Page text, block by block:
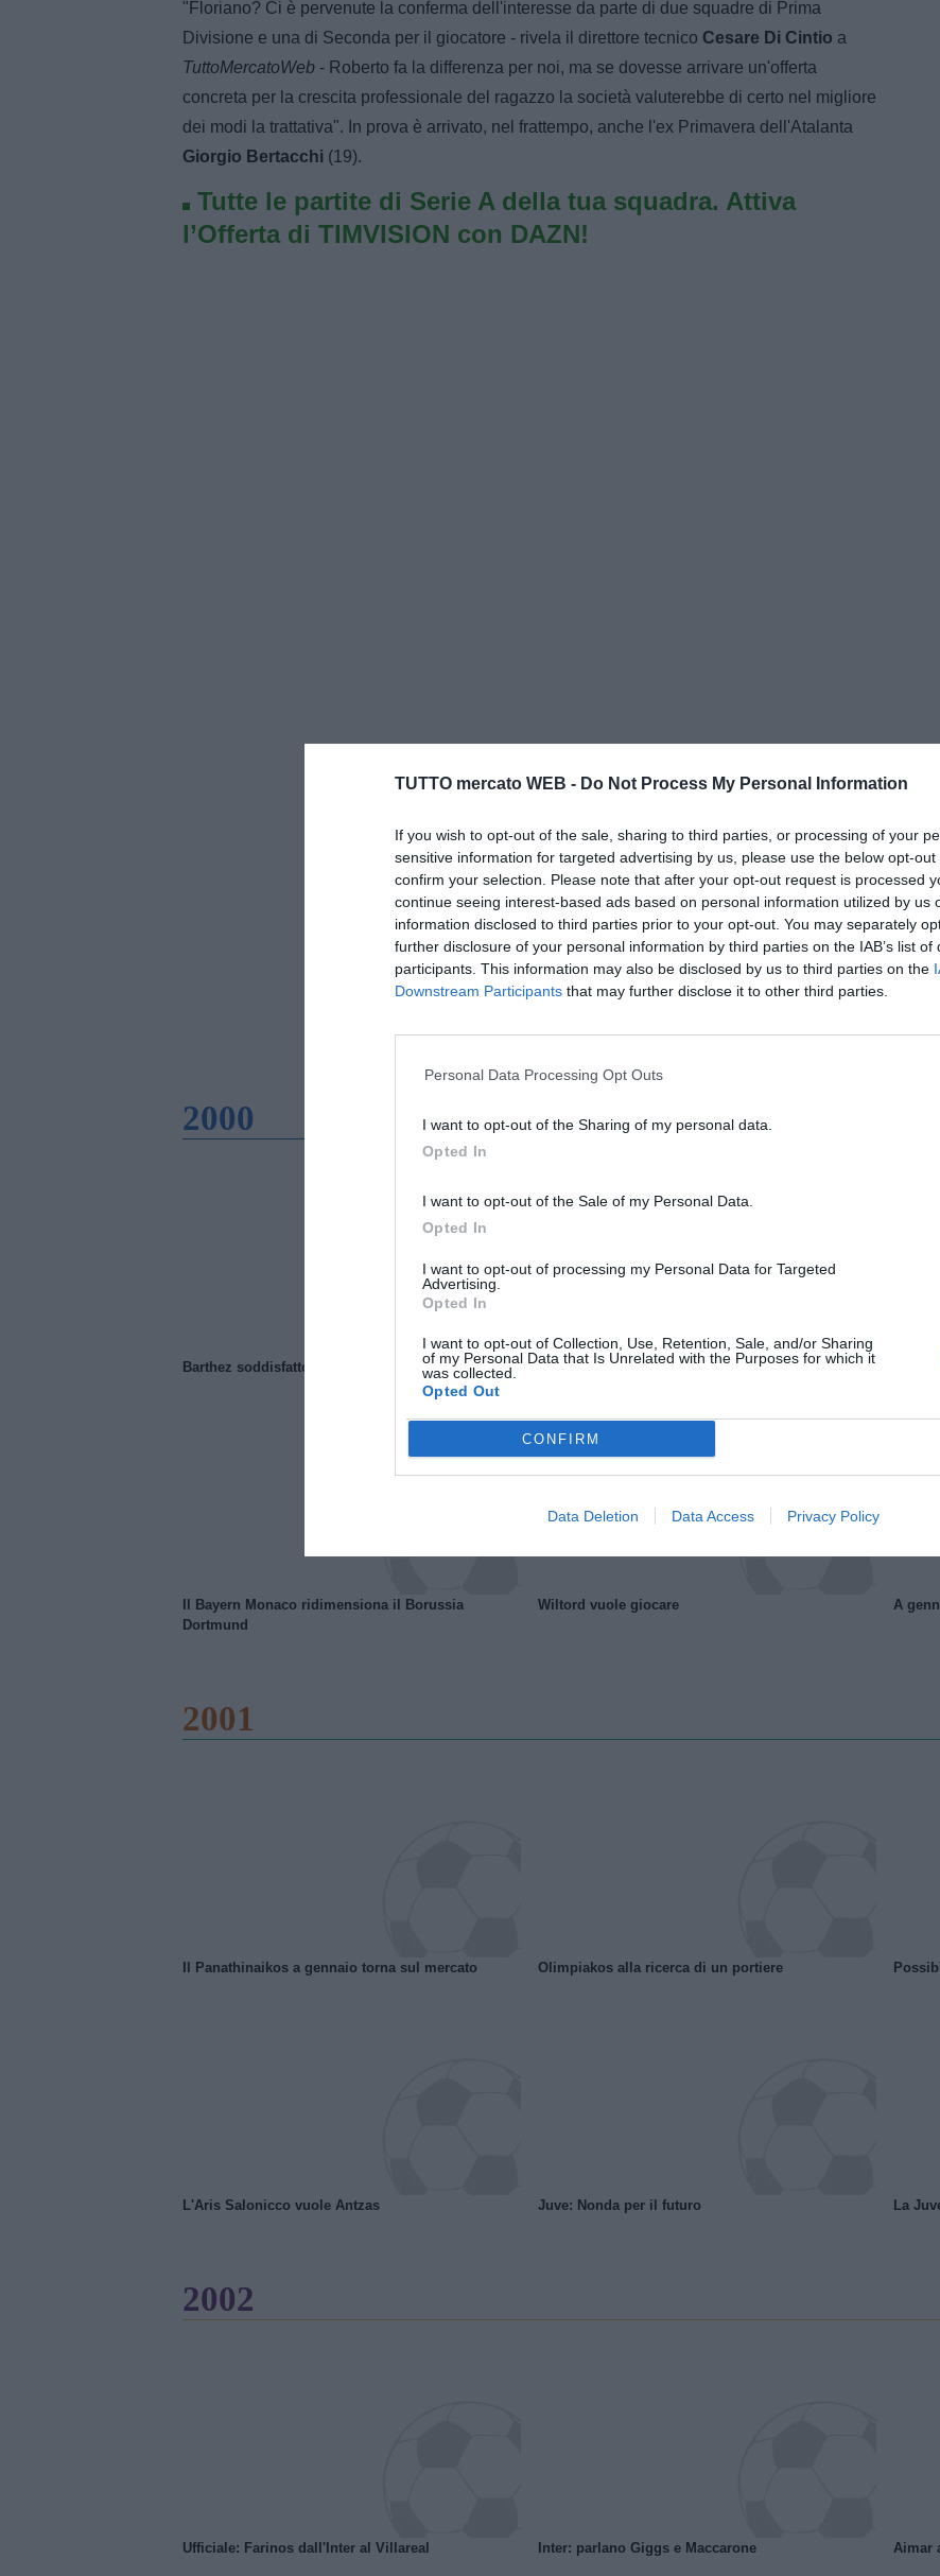
TUTTO mercato WEB - Do Not Process My Personal Information
If you wish to opt-out of the sale, sharing to third parties, or processing of your
sensitive information for targeted advertising by us, please use the below opt-out
confirm your selection. Please note that after your opt-out request is processed
continue seeing interest-based ads based on personal information utilized by us
information disclosed to third parties prior to your opt-out. You may separately
further disclosure of your personal information by third parties on the IAB’s list of
participants. This information may also be disclosed by us to third parties on the
Downstream Participants that may further disclose it to other third parties.
Personal Data Processing Opt Outs
I want to opt-out of the Sharing of my personal data.
Opted In
I want to opt-out of the Sale of my Personal Data.
Opted In
I want to opt-out of processing my Personal Data for Targeted
Advertising.
Opted In
I want to opt-out of Collection, Use, Retention, Sale, and/or Sharing
of my Personal Data that Is Unrelated with the Purposes for which it
was collected.
Opted Out
CONFIRM
Data Deletion Data Access Privacy Policy
"Floriano? Ci è pervenute la conferma dell'interesse da parte di due squadre di Prima
Divisione e una di Seconda per il giocatore - rivela il direttore tecnico Cesare Di Cintio a
TuttoMercatoWeb - Roberto fa la differenza per noi, ma se dovesse arrivare un'offerta
concreta per la crescita professionale del ragazzo la società valuterebbe di certo nel migliore
dei modi la trattativa". In prova è arrivato, nel frattempo, anche l'ex Primavera dell'Atalanta
Giorgio Bertacchi (19).
Tutte le partite di Serie A della tua squadra. Attiva
l’Offerta di TIMVISION con DAZN!
2000
Barthez soddisfatto del Manchester United Il Rayo Vallecano spinge per Zamorano
Il Bayern Monaco ridimensiona il Borussia
Dortmund
Wiltord vuole giocare A
2001
Il Panathinaikos a gennaio torna sul mercato Olimpiakos alla ricerca di un portiere
L'Aris Salonicco vuole Antzas Juve: Nonda per il futuro La
2002
Ufficiale: Farinos dall'Inter al Villareal Inter: parlano Giggs e Maccarone Aimar